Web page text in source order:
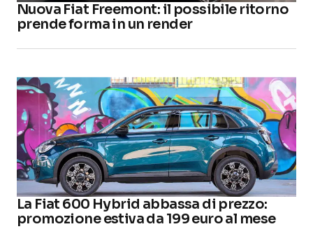
Nuova Fiat Freemont: il possibile ritorno
prende forma in un render
La Fiat 600 Hybrid abbassa di prezzo:
promozione estiva da 199 euro al mese